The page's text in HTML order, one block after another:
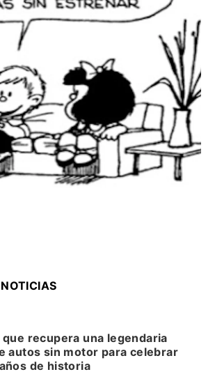
que recupera una legendaria
autos sin motor para celebrar
de historia